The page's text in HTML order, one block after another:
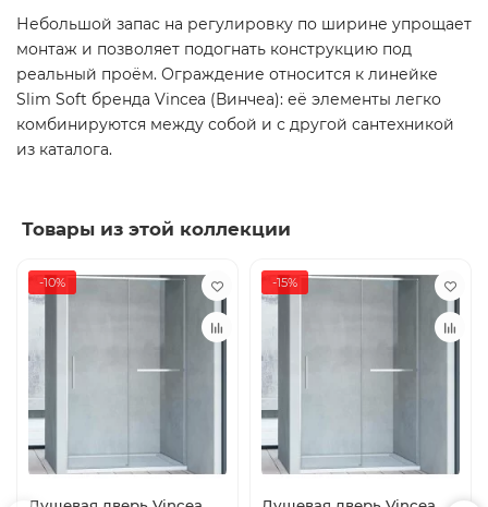
Небольшой запас на регулировку по ширине упрощает
монтаж и позволяет подогнать конструкцию под
реальный проём. Ограждение относится к линейке
Slim Soft бренда Vincea (Винчеа): её элементы легко
комбинируются между собой и с другой сантехникой
из каталога.
Товары из этой коллекции
-10% -15%